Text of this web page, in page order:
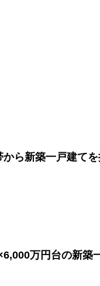
ら新築一戸建て
万円台の新築